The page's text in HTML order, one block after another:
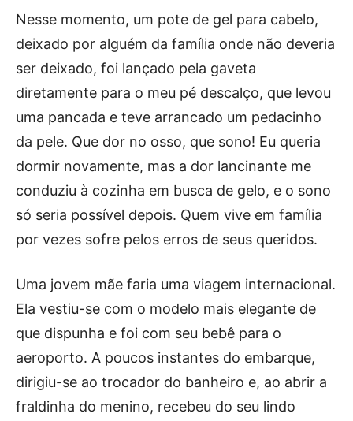
Nesse momento, um pote de gel para cabelo,
deixado por alguém da família onde não deveria
ser deixado, foi lançado pela gaveta
diretamente para o meu pé descalço, que levou
uma pancada e teve arrancado um pedacinho
da pele. Que dor no osso, que sono! Eu queria
dormir novamente, mas a dor lancinante me
conduziu à cozinha em busca de gelo, e o sono
só seria possível depois. Quem vive em família
por vezes sofre pelos erros de seus queridos.
Uma jovem mãe faria uma viagem internacional.
Ela vestiu-se com o modelo mais elegante de
que dispunha e foi com seu bebê para o
aeroporto. A poucos instantes do embarque,
dirigiu-se ao trocador do banheiro e, ao abrir a
fraldinha do menino, recebeu do seu lindo